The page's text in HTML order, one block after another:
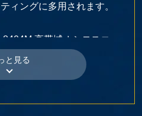
ィングに多用されます。
高帯域オシロスコー
DCA-J オシロスコー